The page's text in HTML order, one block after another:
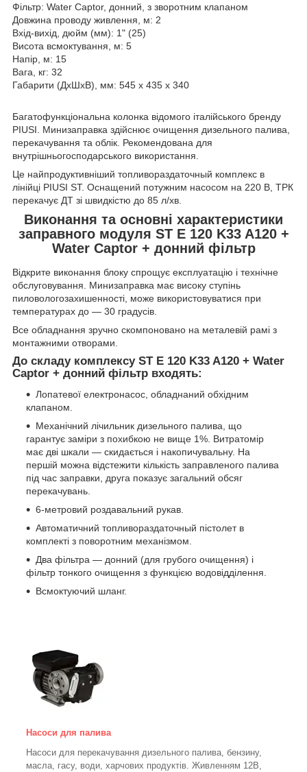
Фільтр: Water Captor, донний, з зворотним клапаном
Довжина проводу живлення, м: 2
Вхід-вихід, дюйм (мм): 1" (25)
Висота всмоктування, м: 5
Напір, м: 15
Вага, кг: 32
Габарити (ДхШхВ), мм: 545 x 435 x 340
Багатофункціональна колонка відомого італійського бренду
PIUSI. Минизаправка здійснює очищення дизельного палива,
перекачування та облік. Рекомендована для
внутрішньогосподарського використання.
Це найпродуктивніший топливораздаточный комплекс в
лінійці PIUSI ST. Оснащений потужним насосом на 220 В, ТРК
перекачує ДТ зі швидкістю до 85 л/хв.
Виконання та основні характеристики
заправного модуля ST E 120 K33 A120 +
Water Captor + донний фільтр
Відкрите виконання блоку спрощує експлуатацію і технічне
обслуговування. Минизаправка має високу ступінь
пиловологозахишенності, може використовуватися при
температурах до — 30 градусів.
Все обладнання зручно скомпоновано на металевій рамі з
монтажними отворами.
До складу комплексу ST E 120 K33 A120 + Water
Captor + донний фільтр входять:
Лопатевої електронасос, обладнаний обхідним
клапаном.
Механічний лічильник дизельного палива, що
гарантує заміри з похибкою не вище 1%. Витратомір
має дві шкали — скидається і накопичувальну. На
першій можна відстежити кількість заправленого палива
під час заправки, друга показує загальний обсяг
перекачувань.
6-метровий роздавальний рукав.
Автоматичний топливораздаточный пістолет в
комплекті з поворотним механізмом.
Два фільтра — донний (для грубого очищення) і
фільтр тонкого очищення з функцією водовідділення.
Всмоктуючий шланг.
Насоси для палива
Насоси для перекачування дизельного палива, бензину,
масла, гасу, води, харчових продуктів. Живленням 12В,